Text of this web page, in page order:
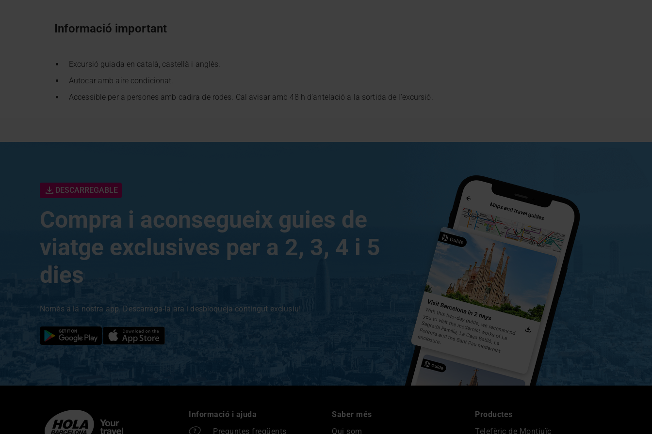
Informació important
Excursió guiada en català, castellà i anglès.
Autocar amb aire condicionat.
Accessible per a persones amb cadira de rodes. Cal avisar amb 48 h d’antelació a la sortida de l’excursió.
DESCARREGABLE
Compra i aconsegueix guies de
viatge exclusives per a 2, 3, 4 i 5
dies
Només a la nostra app. Descarrega-la ara i desbloqueja contingut exclusiu!
Informació i ajuda
Preguntes freqüents
Saber més
Qui som
Productes
Telefèric de Montjuïc